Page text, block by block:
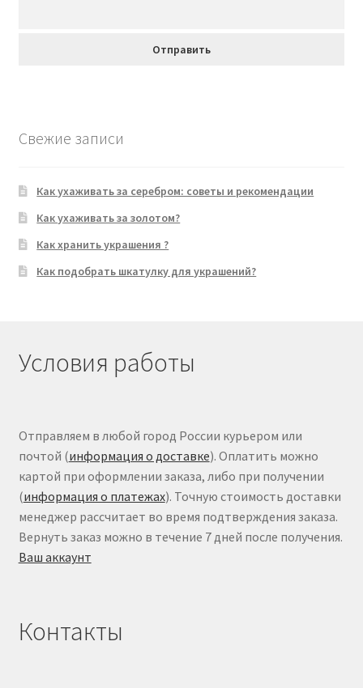
Свежие записи
Как ухаживать за серебром: советы и рекомендации
Как ухаживать за золотом?
Как хранить украшения ?
Как подобрать шкатулку для украшений?
Условия работы
Отправляем в любой город России курьером или
почтой (информация о доставке). Оплатить можно
картой при оформлении заказа, либо при получении
(информация о платежах). Точную стоимость доставки
менеджер рассчитает во время подтверждения заказа.
Вернуть заказ можно в течение 7 дней после получения.
Ваш аккаунт
Контакты